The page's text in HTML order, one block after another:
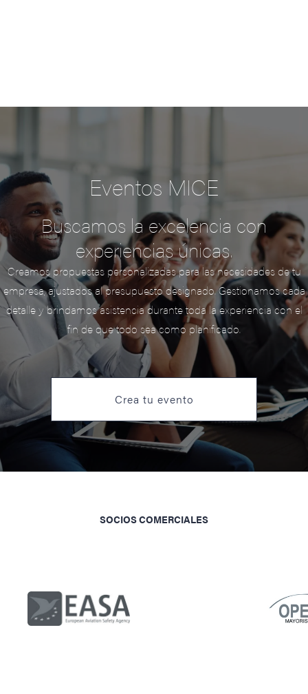
Eventos MICE
Buscamos la excelencia con
experiencias únicas.
Creamos propuestas personalizadas para las necesidades de tu
empresa, ajustados al presupuesto designado. Gestionamos cada
detalle y brindamos asistencia durante toda la experiencia con el
fin de que todo sea como planificado.
Crea tu evento
SOCIOS COMERCIALES